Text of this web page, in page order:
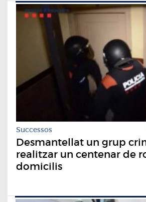
Successos
Desmantellat un grup
realitzar un centenar de
domicilis